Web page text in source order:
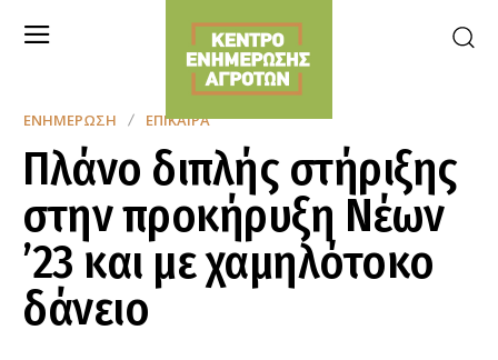
ΕΝΗΜΈΡΩΣΗ ΕΠΊΚΑΙΡΑ
Πλάνο διπλής στήριξης
στην προκήρυξη Νέων
’23 και με χαμηλότοκο
δάνειο